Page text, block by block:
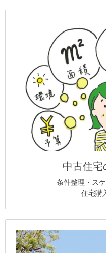
中古住宅
条件整理・ス
住宅購